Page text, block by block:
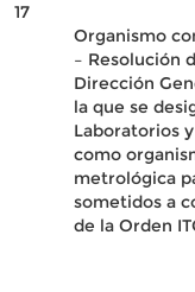
17
Organismo
– Resolución
Dirección
la que se
Laboratorios
como
metrológica
sometidos a
de la Orden